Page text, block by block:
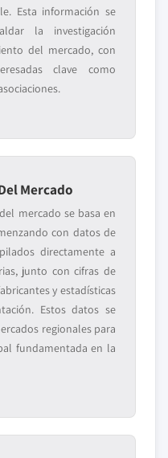
Esta información se
la investigación
del mercado, con
clave como
Mercado
mercado se basa en
con datos de
directamente a
junto con cifras de
y estadísticas
Estos datos se
regionales para
fundamentada en la